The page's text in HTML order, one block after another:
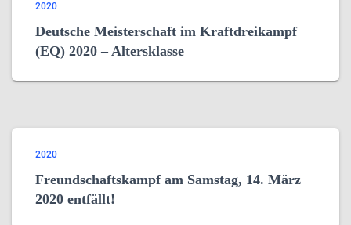
2020
Deutsche Meisterschaft im Kraftdreikampf
(EQ) 2020 – Altersklasse
2020
Freundschaftskampf am Samstag, 14. März
2020 entfällt!